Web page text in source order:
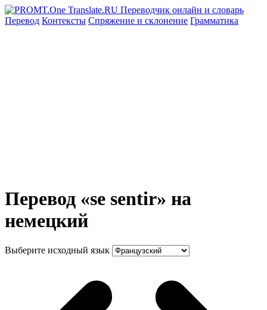
Перевод Контексты Спряжение и склонение Грамматика
Перевод «se sentir» на
немецкий
Выберите исходный язык